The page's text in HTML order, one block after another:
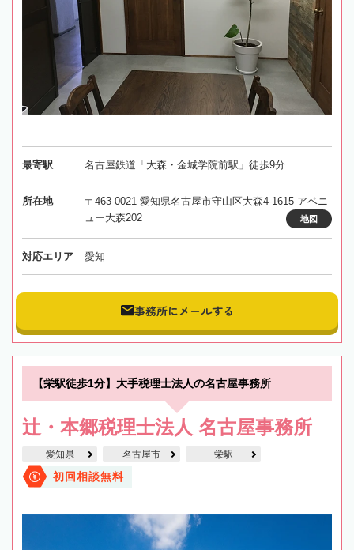
最寄駅 名古屋鉄道「大森・金城学院前駅」徒歩9分
所在地
〒463-0021 愛知県名古屋市守山区大森4-1615 アベニ
ュー大森202
地図
対応エリア 愛知
事務所にメールする
【栄駅徒歩1分】大手税理士法人の名古屋事務所
辻・本郷税理士法人 名古屋事務所
愛知県 名古屋市 栄駅
初回相談無料